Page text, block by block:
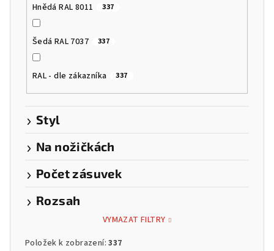
Hnědá RAL 8011 337
Šedá RAL 7037 337
RAL - dle zákazníka 337
Styl
Na nožičkách
Počet zásuvek
Rozsah
VYMAZAT FILTRY
Položek k zobrazení:337